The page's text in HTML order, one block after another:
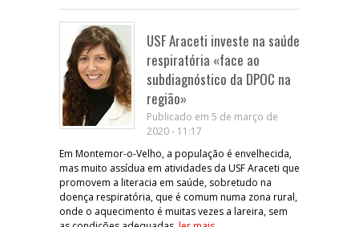
USF Araceti investe na saúde
respiratória «face ao
subdiagnóstico da DPOC na
região»
Publicado em 5 de março de
2020 - 11:17
Em Montemor-o-Velho, a população é envelhecida,
mas muito assídua em atividades da USF Araceti que
promovem a literacia em saúde, sobretudo na
doença respiratória, que é comum numa zona rural,
onde o aquecimento é muitas vezes a lareira, sem